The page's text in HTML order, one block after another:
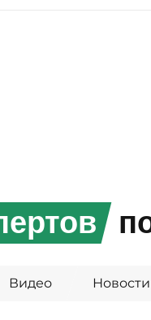
Видео Новости